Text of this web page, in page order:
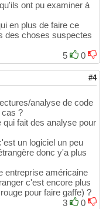
ont pu examiner à
en plus de faire ce
des choses suspectes
5
0
#4
analyse de code
cas ?
fait des analyse pour
un logiciel un peu
donc y'a plus
entreprise américaine
c'est encore plus
pour faire gaffe) ?
3
0